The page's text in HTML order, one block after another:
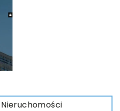
Nieruchomości